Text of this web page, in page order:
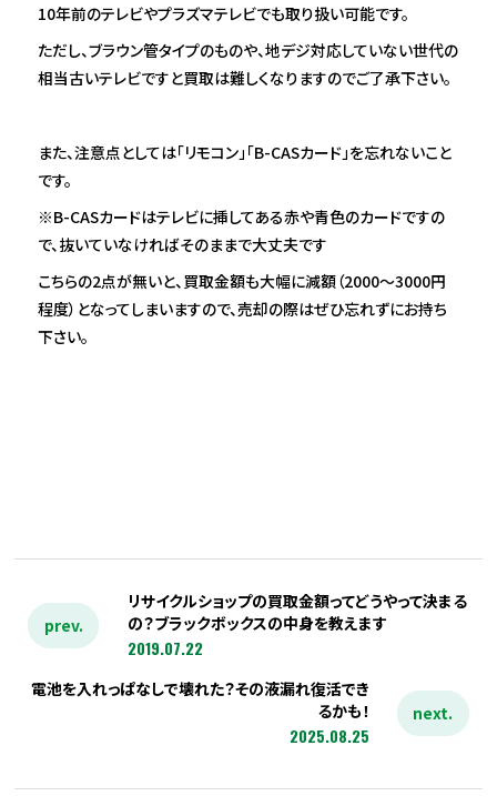
10年前のテレビやプラズマテレビでも取り扱い可能です。
ただし、ブラウン管タイプのものや、地デジ対応していない世代の
相当古いテレビですと買取は難しくなりますのでご了承下さい。
また、注意点としては「リモコン」「B-CASカード」を忘れないこと
です。
※B-CASカードはテレビに挿してある赤や青色のカードですの
で、抜いていなければそのままで大丈夫です
こちらの2点が無いと、買取金額も大幅に減額（2000～3000円
程度）となってしまいますので、売却の際はぜひ忘れずにお持ち
下さい。
prev.
リサイクルショップの買取金額ってどうやって決まる
の？ブラックボックスの中身を教えます
2019.07.22
next.
電池を入れっぱなしで壊れた？その液漏れ復活でき
るかも！
2025.08.25